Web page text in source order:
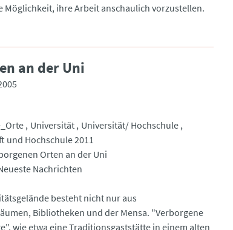
Möglichkeit, ihre Arbeit anschaulich vorzustellen.
an der Uni
Universität
Universität/ Hochschule
und Hochschule 2011
Orten an der Uni
Nachrichten
besteht nicht nur aus
Bibliotheken und der Mensa. "Verborgene
wie etwa eine Traditionsgaststätte in einem alten